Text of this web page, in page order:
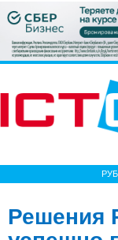
Решения